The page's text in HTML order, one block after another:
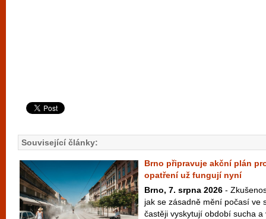
Související články:
Brno připravuje akční plán
opatření už fungují nyní
Brno, 7. srpna 2026 -
jak se zásadně mění počasí ve
častěji vyskytují období sucha a